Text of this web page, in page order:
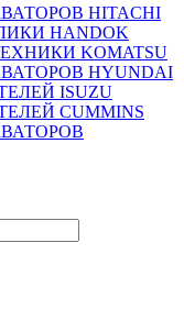
HITACHI
HANDOK
KOMATSU
HYUNDAI
ISUZU
CUMMINS